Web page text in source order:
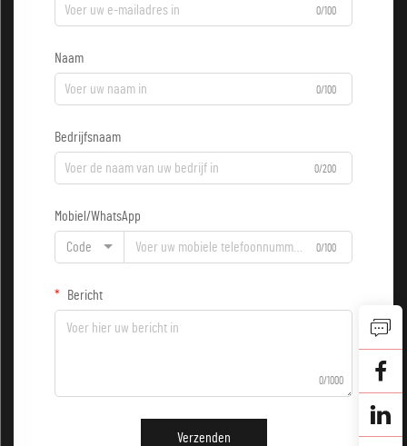
0/100
Naam
0/100
Bedrijfsnaam
0/200
Mobiel/WhatsApp
Code 0/100
Bericht
0/1000
Verzenden